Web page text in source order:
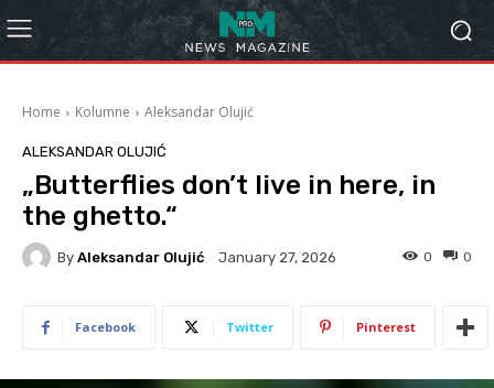
Home Kolumne Aleksandar Olujić
ALEKSANDAR OLUJIĆ
„Butterflies don’t live in here, in
the ghetto.“
By Aleksandar Olujić January 27, 2026 0
0
Facebook Twitter Pinterest